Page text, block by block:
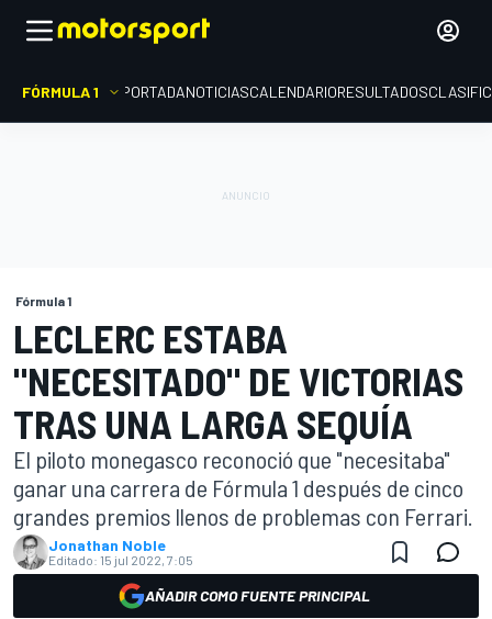
FÓRMULA 1 PORTADANOTICIASCALENDARIORESULTADOS
Fórmula 1
LECLERC ESTABA
"NECESITADO" DE VICTORIAS
TRAS UNA LARGA SEQUÍA
El piloto monegasco reconoció que "necesitaba"
ganar una carrera de Fórmula 1 después de cinco
grandes premios llenos de problemas con Ferrari.
Jonathan Noble
Editado: 15 jul 2022, 7:05
AÑADIR COMO FUENTE PRINCIPAL